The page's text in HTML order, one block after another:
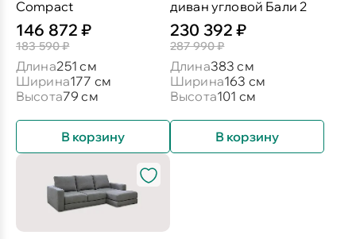
Compact
146 872 ₽
183 590 ₽
Длина251 см
Ширина177 см
Высота79 см
В корзину
диван угловой Бали 2
230 392 ₽
287 990 ₽
Длина383 см
Ширина163 см
Высота101 см
В корзину